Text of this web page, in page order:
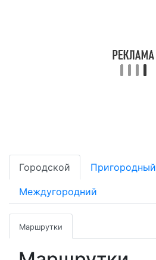
Городской Пригородный
Междугородний
Маршрутки